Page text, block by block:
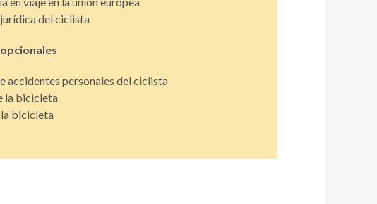
del ciclista
accidentes personales del ciclista
la bicicleta
bicicleta